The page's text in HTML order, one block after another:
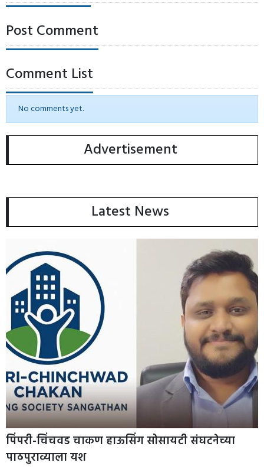
Post Comment
Comment List
No comments yet.
Advertisement
Latest News
पिंपरी-चिंचवड चाकण हाऊसिंग सोसायटी संघटनेच्या
पाठपुराव्याला यश